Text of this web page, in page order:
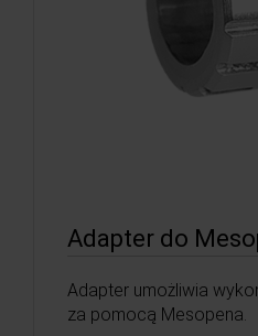
Adapter do
Adapter umożliwia
za pomocą Mesopena.